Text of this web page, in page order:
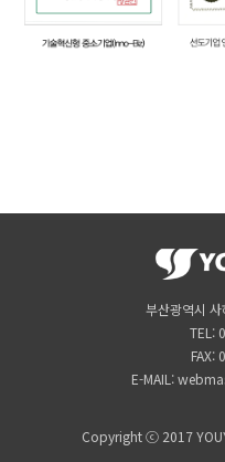
부산광역시
TEL:
FAX:
E-MAIL:
Copyright ⓒ 2017